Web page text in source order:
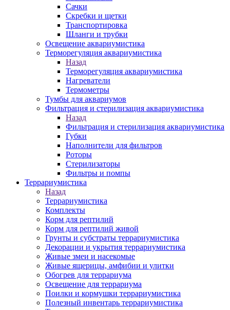
Сачки
Скребки и щетки
Транспортировка
Шланги и трубки
Освещение аквариумистика
Терморегуляция аквариумистика
Назад
Терморегуляция аквариумистика
Нагреватели
Термометры
Тумбы для аквариумов
Фильтрация и стерилизация аквариумистика
Назад
Фильтрация и стерилизация аквариумистика
Губки
Наполнители для фильтров
Роторы
Стерилизаторы
Фильтры и помпы
Террариумистика
Назад
Террариумистика
Комплекты
Корм для рептилий
Корм для рептилий живой
Грунты и субстраты террариумистика
Декорации и укрытия террариумистика
Живые змеи и насекомые
Живые ящерицы, амфибии и улитки
Обогрев для террариума
Освещение для террариума
Поилки и кормушки террариумистика
Полезный инвентарь террариумистика